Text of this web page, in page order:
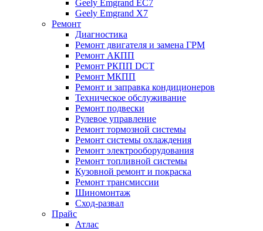
Geely Emgrand EC7
Geely Emgrand X7
Ремонт
Диагностика
Ремонт двигателя и замена ГРМ
Ремонт АКПП
Ремонт РКПП DCT
Ремонт МКПП
Ремонт и заправка кондиционеров
Техническое обслуживание
Ремонт подвески
Рулевое управление
Ремонт тормозной системы
Ремонт системы охлаждения
Ремонт электрооборудования
Ремонт топливной системы
Кузовной ремонт и покраска
Ремонт трансмиссии
Шиномонтаж
Сход-развал
Прайс
Атлас